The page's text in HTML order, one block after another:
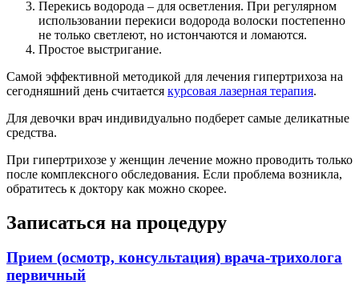
Перекись водорода – для осветления. При регулярном
использовании перекиси водорода волоски постепенно
не только светлеют, но истончаются и ломаются.
Простое выстригание.
Самой эффективной методикой для лечения гипертрихоза на
сегодняшний день считается курсовая лазерная терапия.
Для девочки врач индивидуально подберет самые деликатные
средства.
При гипертрихозе у женщин лечение можно проводить только
после комплексного обследования. Если проблема возникла,
обратитесь к доктору как можно скорее.
Записаться на процедуру
Прием (осмотр, консультация) врача-трихолога
первичный